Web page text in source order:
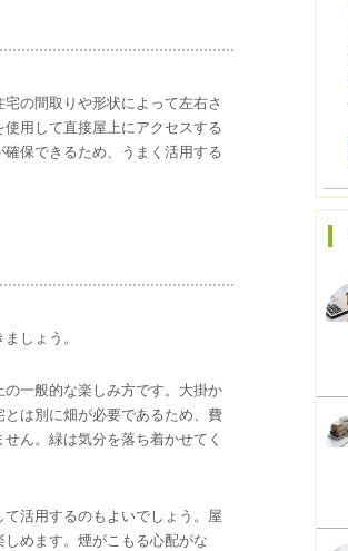
の間取りや形状によって左右さ
用して直接屋上にアクセスする
保できるため、うまく活用する
しょう。
一般的な楽しみ方です。大掛か
は別に畑が必要であるため、費
ん。緑は気分を落ち着かせてく
て活用するのもよいでしょう。屋
めます。煙がこもる心配がな